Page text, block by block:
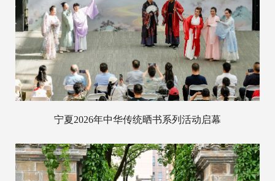
宁夏2026年中华传统晒书系列活动启幕